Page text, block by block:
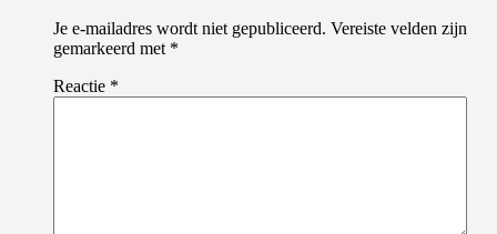
Je e-mailadres wordt niet gepubliceerd. Vereiste velden zijn
gemarkeerd met *
Reactie *